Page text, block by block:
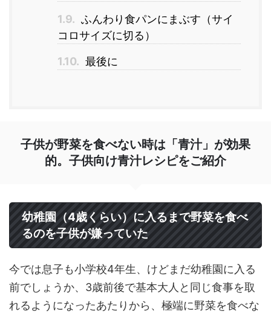
1.9. ふんわり食パンにまぶす（サイ
コロサイズに切る）
1.10. 最後に
子供が野菜を食べない時は「青汁」が効果
的。子供向け青汁レシピをご紹介
幼稚園（4歳くらい）に入るまで野菜を食べ
るのを子供が嫌っていた
今では息子も小学校4年生、けどまだ幼稚園に入る
前でしょうか、3歳前後で基本大人と同じ食事を取
れるようになったあたりから、極端に野菜を食べな